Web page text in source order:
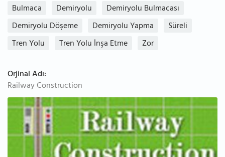
Bulmaca
Demiryolu
Demiryolu Bulmacası
Demiryolu Döşeme
Demiryolu Yapma
Süreli
Tren Yolu
Tren Yolu İnşa Etme Zor
Orjinal Adı:
Railway Construction